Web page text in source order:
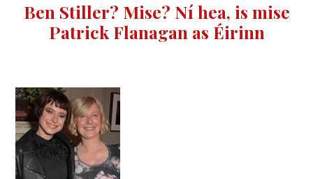
Ben Stiller? Mise? Ní hea, is mise
Patrick Flanagan as Éirinn